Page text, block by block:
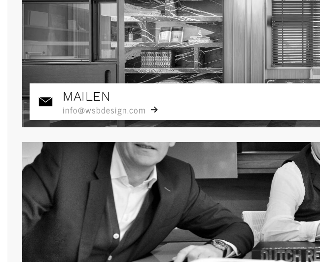
MAILEN
info@wsbdesign.com